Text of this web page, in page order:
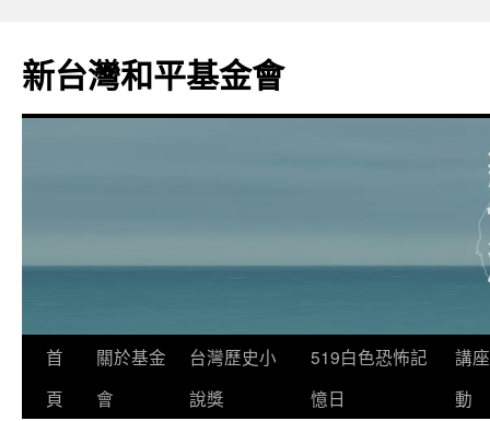
新台灣和平基金會
首
頁
關於基金
會
台灣歷史小
說獎
519白色恐怖記
憶日
講
動